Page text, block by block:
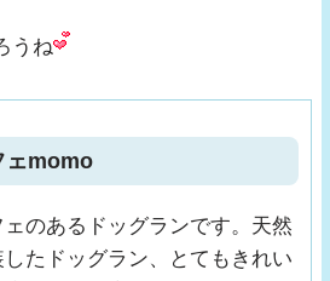
うね
ェmomo
のあるドッグランです。天然
たドッグラン、とてもきれい